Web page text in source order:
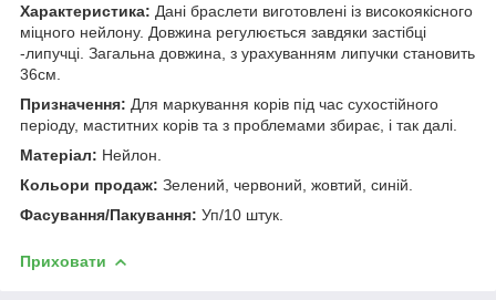
Характеристика: Дані браслети виготовлені із високоякісного
міцного нейлону. Довжина регулюється завдяки застібці
-липучці. Загальна довжина, з урахуванням липучки становить
36см.
Призначення: Для маркування корів під час сухостійного
періоду, маститних корів та з проблемами збирає, і так далі.
Матеріал: Нейлон.
Кольори продаж: Зелений, червоний, жовтий, синій.
Фасування/Пакування: Уп/10 штук.
Приховати